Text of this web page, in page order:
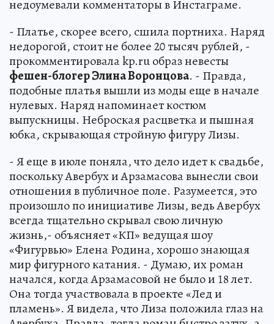
недоумевали комментаторы в Инстаграме.
- Платье, скорее всего, сшила портниха. Наряд
недорогой, стоит не более 20 тысяч рублей, -
прокомментировала kp.ru образ невесты
фешен-блогер Элина Воронцова. - Правда,
подобные платья вышли из моды еще в начале
нулевых. Наряд напоминает костюм
выпускницы. Неброская расцветка и пышная
юбка, скрывающая стройную фигуру Лизы.
- Я еще в июле поняла, что дело идет к свадьбе,
поскольку Авербух и Арзамасова вынесли свои
отношения в публичное поле. Разумеется, это
произошло по инициативе Лизы, ведь Авербух
всегда тщательно скрывал свою личную
жизнь,- объясняет «КП» ведущая шоу
«Фигурвью» Елена Родина, хорошо знающая
мир фигурного катания. - Думаю, их роман
начался, когда Арзамасовой не было и 18 лет.
Она тогда участвовала в проекте «Лед и
пламень». Я видела, что Лиза положила глаз на